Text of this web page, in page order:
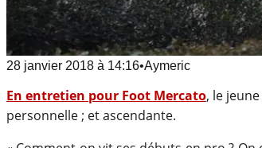
28 janvier 2018 à 14:16•Aymeric
En entretien pour Foot Mercato, le
personnelle ; et ascendante.